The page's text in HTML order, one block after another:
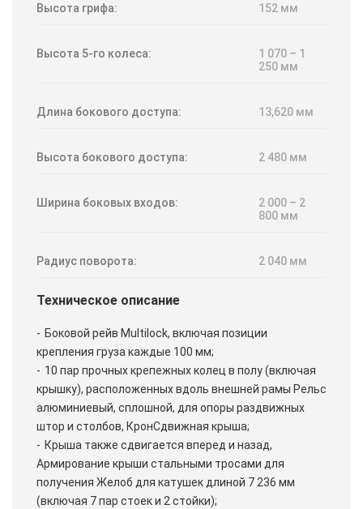
Высота грифа: 152 мм
Высота 5-го колеса:
1 070 – 1
250 мм
Длина бокового доступа: 13,620 мм
Высота бокового доступа: 2 480 мм
Ширина боковых входов:
2 000 – 2
800 мм
Радиус поворота: 2 040 мм
Техническое описание
Боковой рейв Multilock, включая позиции
крепления груза каждые 100 мм;
10 пар прочных крепежных колец в полу (включая
крышку), расположенных вдоль внешней рамы Рельс
алюминиевый, сплошной, для опоры раздвижных
штор и столбов, КронСдвижная крыша;
Крыша также сдвигается вперед и назад,
Армирование крыши стальными тросами для
получения Желоб для катушек длиной 7 236 мм
(включая 7 пар стоек и 2 стойки);